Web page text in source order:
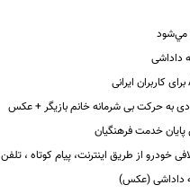
مي‌شود
داداشی
به حرکت بی شرمانه خانم بازیگر + عکس
خودرو از طریق اینترنت، پیام کوتاه ، تلفن
داداشی (عکس)